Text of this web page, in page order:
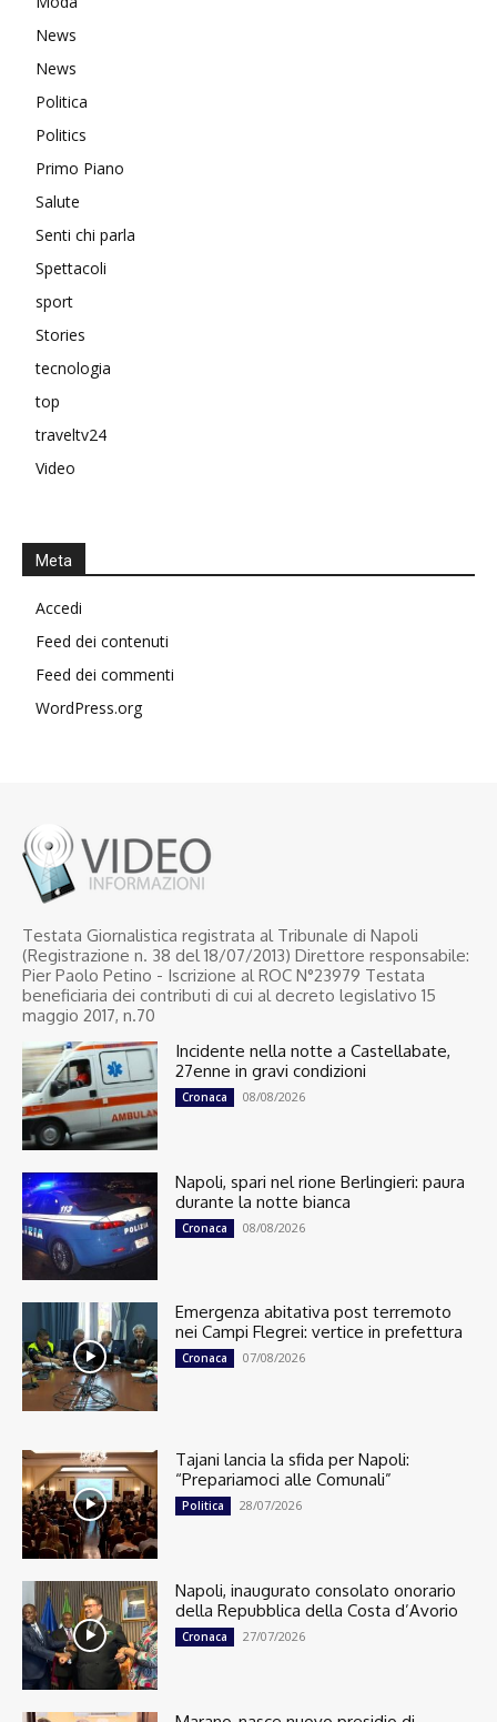
News
News
Politica
Politics
Primo Piano
Salute
Senti chi parla
Spettacoli
sport
Stories
tecnologia
top
traveltv24
Video
Meta
Accedi
Feed dei contenuti
Feed dei commenti
WordPress.org
Testata Giornalistica registrata al Tribunale di Napoli
(Registrazione n. 38 del 18/07/2013) Direttore responsabile:
Pier Paolo Petino - Iscrizione al ROC N°23979 Testata
beneficiaria dei contributi di cui al decreto legislativo 15
maggio 2017, n.70
Incidente nella notte a Castellabate,
27enne in gravi condizioni
Cronaca 08/08/2026
Napoli, spari nel rione Berlingieri: paura
durante la notte bianca
Cronaca 08/08/2026
Emergenza abitativa post terremoto
nei Campi Flegrei: vertice in prefettura
Cronaca 07/08/2026
Tajani lancia la sfida per Napoli:
“Prepariamoci alle Comunali”
Politica 28/07/2026
Napoli, inaugurato consolato onorario
della Repubblica della Costa d’Avorio
Cronaca 27/07/2026